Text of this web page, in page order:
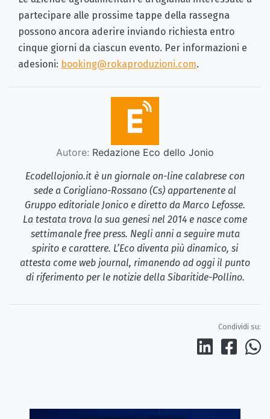
partecipare alle prossime tappe della rassegna
possono ancora aderire inviando richiesta entro
cinque giorni da ciascun evento. Per informazioni e
adesioni: booking@rokaproduzioni.com.
Autore: Redazione Eco dello Jonio
Ecodellojonio.it è un giornale on-line calabrese con
sede a Corigliano-Rossano (Cs) appartenente al
Gruppo editoriale Jonico e diretto da Marco Lefosse.
La testata trova la sua genesi nel 2014 e nasce come
settimanale free press. Negli anni a seguire muta
spirito e carattere. L’Eco diventa più dinamico, si
attesta come web journal, rimanendo ad oggi il punto
di riferimento per le notizie della Sibaritide-Pollino.
Condividi su: